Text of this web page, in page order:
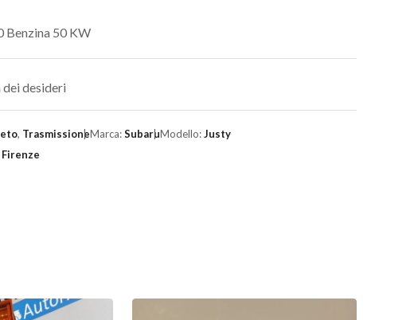
Benzina 50 KW
desideri
, TrasmissioneMarca:SubaruModello:Justy